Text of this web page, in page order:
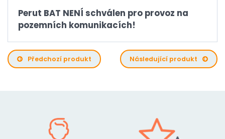
Perut BAT NENÍ schválen pro provoz na
pozemních komunikacích!
Předchozí produkt Následující produkt